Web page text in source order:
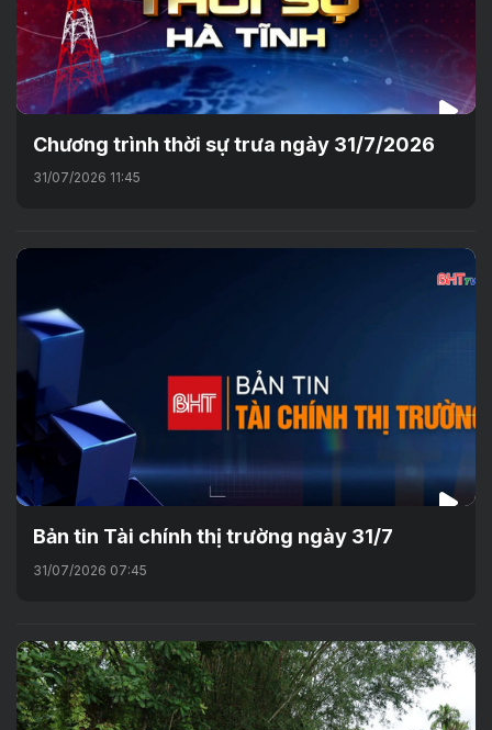
Chương trình thời sự trưa ngày 31/7/2026
31/07/2026 11:45
Bản tin Tài chính thị trường ngày 31/7
31/07/2026 07:45